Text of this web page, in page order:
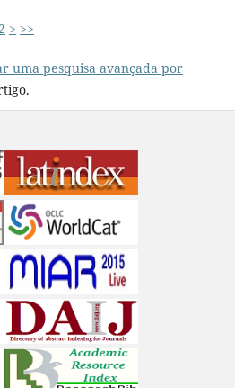
> >>
uma pesquisa avançada por